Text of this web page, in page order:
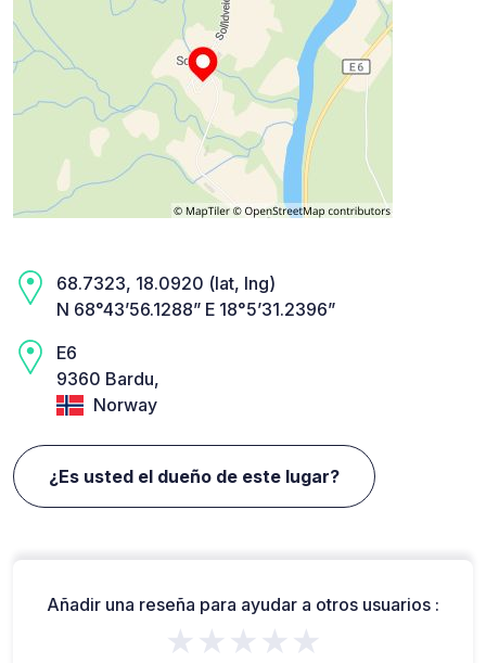
68.7323, 18.0920 (lat, lng)
N 68°43’56.1288” E 18°5’31.2396”
E6
9360 Bardu,
Norway
¿Es usted el dueño de este lugar?
Añadir una reseña para ayudar a otros usuarios :
★★★★★